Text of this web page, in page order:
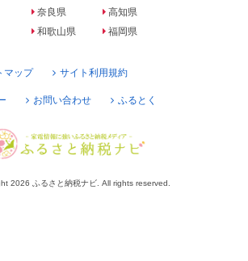
奈良県
和歌山県
高知県
福岡県
マップ サイト利用規約
お問い合わせ ふるとく
2026 ふるさと納税ナビ. All rights reserved.